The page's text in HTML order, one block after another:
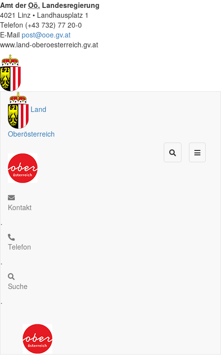
Amt derOö. Landesregierung
4021 Linz • Landhausplatz 1
Telefon (+43 732) 77 20-0
E-Mail post@ooe.gv.at
www.land-oberoesterreich.gv.at
Land
Oberösterreich
Kontakt
.
Telefon
.
Suche
.